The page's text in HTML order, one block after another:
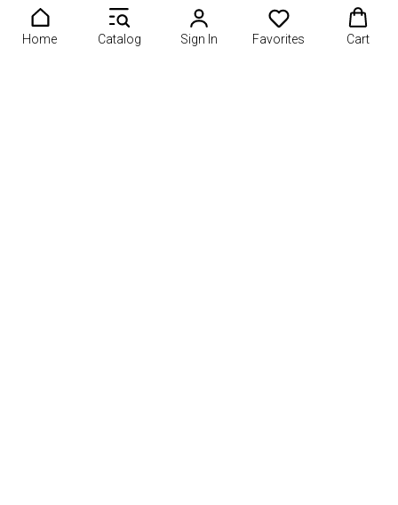
Home Catalog Sign In Favorites Cart